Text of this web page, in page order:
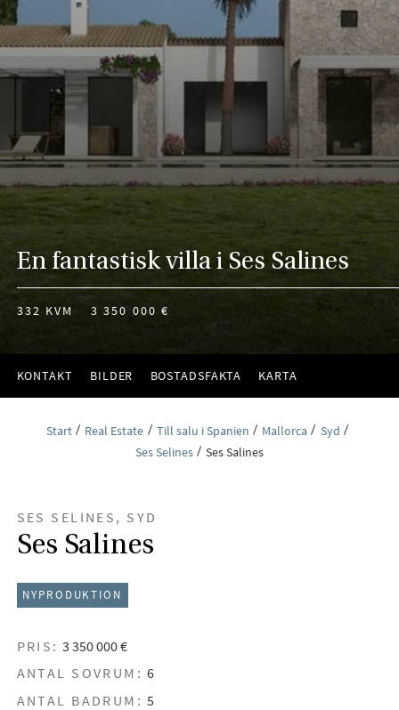
En fantastisk villa i Ses Salines
332 KVM 3 350 000 €
KONTAKT BILDER BOSTADSFAKTA KARTA
Start Real Estate Till salu i Spanien Mallorca
Syd
Ses Selines
Ses Salines
SES SELINES, SYD
Ses Salines
NYPRODUKTION
PRIS: 3 350 000 €
ANTAL SOVRUM: 6
ANTAL BADRUM: 5